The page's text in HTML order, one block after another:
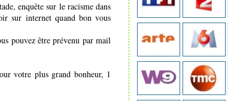
enquête sur le racisme dans
sur internet quand bon vous
pouvez être prévenu par mail
votre plus grand bonheur, 1